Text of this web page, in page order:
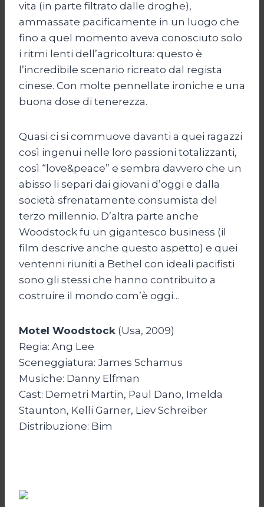
vita (in parte filtrato dalle droghe),
ammassate pacificamente in un luogo che
fino a quel momento aveva conosciuto solo
i ritmi lenti dell’agricoltura: questo è
l’incredibile scenario ricreato dal regista
cinese. Con molte pennellate ironiche e una
buona dose di tenerezza.
Quasi ci si commuove davanti a quei ragazzi
così ingenui nelle loro passioni totalizzanti,
così “love&peace” e sembra davvero che un
abisso li separi dai giovani d’oggi e dalla
società sfrenatamente consumista del
terzo millennio. D’altra parte anche
Woodstock fu un gigantesco business (il
film descrive anche questo aspetto) e quei
ventenni riuniti a Bethel con ideali pacifisti
sono gli stessi che hanno contribuito a
costruire il mondo com’è oggi…
Motel Woodstock (Usa, 2009)
Regia: Ang Lee
Sceneggiatura: James Schamus
Musiche: Danny Elfman
Cast: Demetri Martin, Paul Dano, Imelda
Staunton, Kelli Garner, Liev Schreiber
Distribuzione: Bim